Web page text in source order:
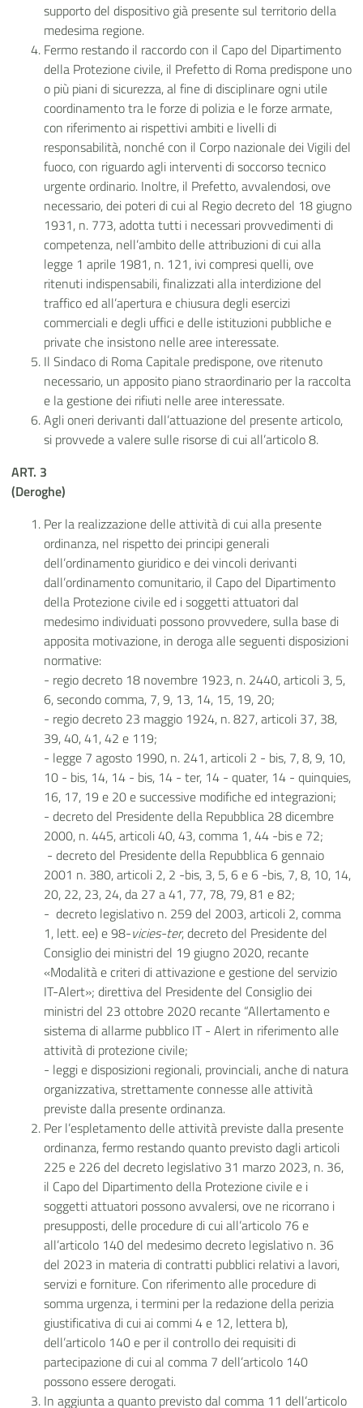
supporto del dispositivo già presente sul territorio della
medesima regione.
Fermo restando il raccordo con il Capo del Dipartimento
della Protezione civile, il Prefetto di Roma predispone uno
o più piani di sicurezza, al fine di disciplinare ogni utile
coordinamento tra le forze di polizia e le forze armate,
con riferimento ai rispettivi ambiti e livelli di
responsabilità, nonché con il Corpo nazionale dei Vigili del
fuoco, con riguardo agli interventi di soccorso tecnico
urgente ordinario. Inoltre, il Prefetto, avvalendosi, ove
necessario, dei poteri di cui al Regio decreto del 18 giugno
1931, n. 773, adotta tutti i necessari provvedimenti di
competenza, nell’ambito delle attribuzioni di cui alla
legge 1 aprile 1981, n. 121, ivi compresi quelli, ove
ritenuti indispensabili, finalizzati alla interdizione del
traffico ed all’apertura e chiusura degli esercizi
commerciali e degli uffici e delle istituzioni pubbliche e
private che insistono nelle aree interessate.
Il Sindaco di Roma Capitale predispone, ove ritenuto
necessario, un apposito piano straordinario per la raccolta
e la gestione dei rifiuti nelle aree interessate.
Agli oneri derivanti dall’attuazione del presente articolo,
si provvede a valere sulle risorse di cui all’articolo 8.
ART. 3
(Deroghe)
Per la realizzazione delle attività di cui alla presente
ordinanza, nel rispetto dei principi generali
dell’ordinamento giuridico e dei vincoli derivanti
dall’ordinamento comunitario, il Capo del Dipartimento
della Protezione civile ed i soggetti attuatori dal
medesimo individuati possono provvedere, sulla base di
apposita motivazione, in deroga alle seguenti disposizioni
normative:
- regio decreto 18 novembre 1923, n. 2440, articoli 3, 5,
6, secondo comma, 7, 9, 13, 14, 15, 19, 20;
- regio decreto 23 maggio 1924, n. 827, articoli 37, 38,
39, 40, 41, 42 e 119;
- legge 7 agosto 1990, n. 241, articoli 2 - bis, 7, 8, 9, 10,
10 - bis, 14, 14 - bis, 14 - ter, 14 - quater, 14 - quinquies,
16, 17, 19 e 20 e successive modifiche ed integrazioni;
- decreto del Presidente della Repubblica 28 dicembre
2000, n. 445, articoli 40, 43, comma 1, 44 -bis e 72;
- decreto del Presidente della Repubblica 6 gennaio
2001 n. 380, articoli 2, 2 -bis, 3, 5, 6 e 6 -bis, 7, 8, 10, 14,
20, 22, 23, 24, da 27 a 41, 77, 78, 79, 81 e 82;
- decreto legislativo n. 259 del 2003, articoli 2, comma
1, lett. ee) e 98-vicies-ter, decreto del Presidente del
Consiglio dei ministri del 19 giugno 2020, recante
«Modalità e criteri di attivazione e gestione del servizio
IT-Alert»; direttiva del Presidente del Consiglio dei
ministri del 23 ottobre 2020 recante “Allertamento e
sistema di allarme pubblico IT - Alert in riferimento alle
attività di protezione civile;
- leggi e disposizioni regionali, provinciali, anche di natura
organizzativa, strettamente connesse alle attività
previste dalla presente ordinanza.
Per l’espletamento delle attività previste dalla presente
ordinanza, fermo restando quanto previsto dagli articoli
225 e 226 del decreto legislativo 31 marzo 2023, n. 36,
il Capo del Dipartimento della Protezione civile e i
soggetti attuatori possono avvalersi, ove ne ricorrano i
presupposti, delle procedure di cui all’articolo 76 e
all’articolo 140 del medesimo decreto legislativo n. 36
del 2023 in materia di contratti pubblici relativi a lavori,
servizi e forniture. Con riferimento alle procedure di
somma urgenza, i termini per la redazione della perizia
giustificativa di cui ai commi 4 e 12, lettera b),
dell’articolo 140 e per il controllo dei requisiti di
partecipazione di cui al comma 7 dell’articolo 140
possono essere derogati.
In aggiunta a quanto previsto dal comma 11 dell’articolo